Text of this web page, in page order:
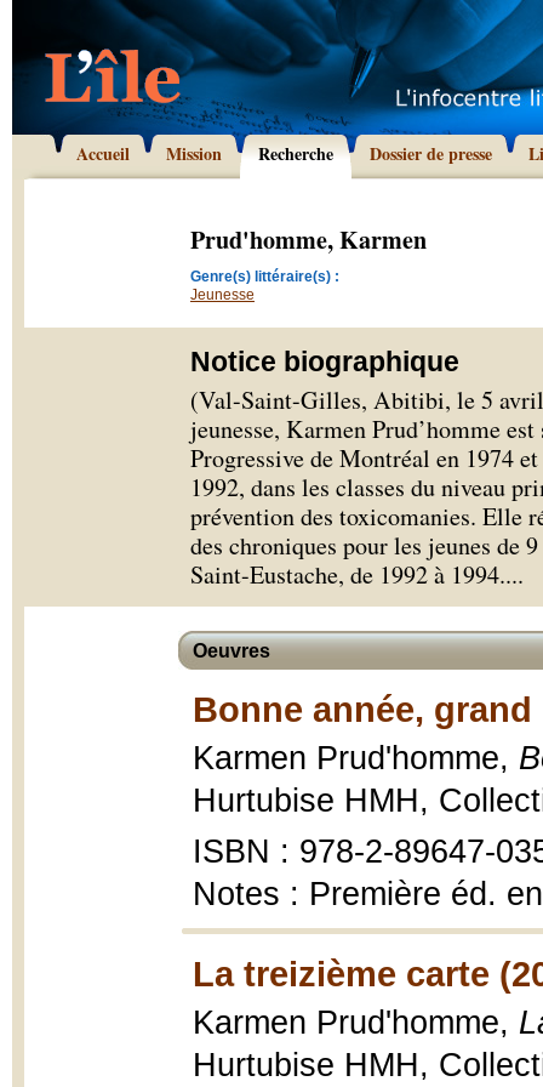
Accueil Mission Recherche Dossier de presse
Prud'homme, Karmen
Genre(s) littéraire(s) :
Jeunesse
Notice biographique
(Val-Saint-Gilles, Abitibi, le 5
jeunesse, Karmen Prud’homme
Progressive de Montréal en 1974
1992, dans les classes du niveau
prévention des toxicomanies. Elle
des chroniques pour les jeunes de
Saint-Eustache, de 1992 à 1994....
Oeuvres
Bonne année, grand
Karmen Prud'homme,
Hurtubise HMH,
ISBN : 978-2-89647-
Notes : Première éd.
La treizième carte
Karmen Prud'homme,
Hurtubise HMH,